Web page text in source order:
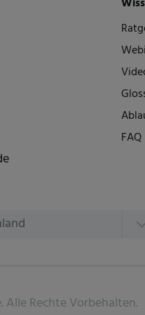
FAQ
Alle Rechte Vorbehalten.